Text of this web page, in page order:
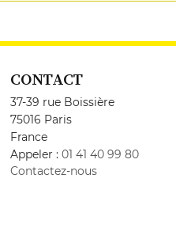
CONTACT
37-39 rue Boissière
75016 Paris
France
Appeler : 01 41 40 99 80
Contactez-nous